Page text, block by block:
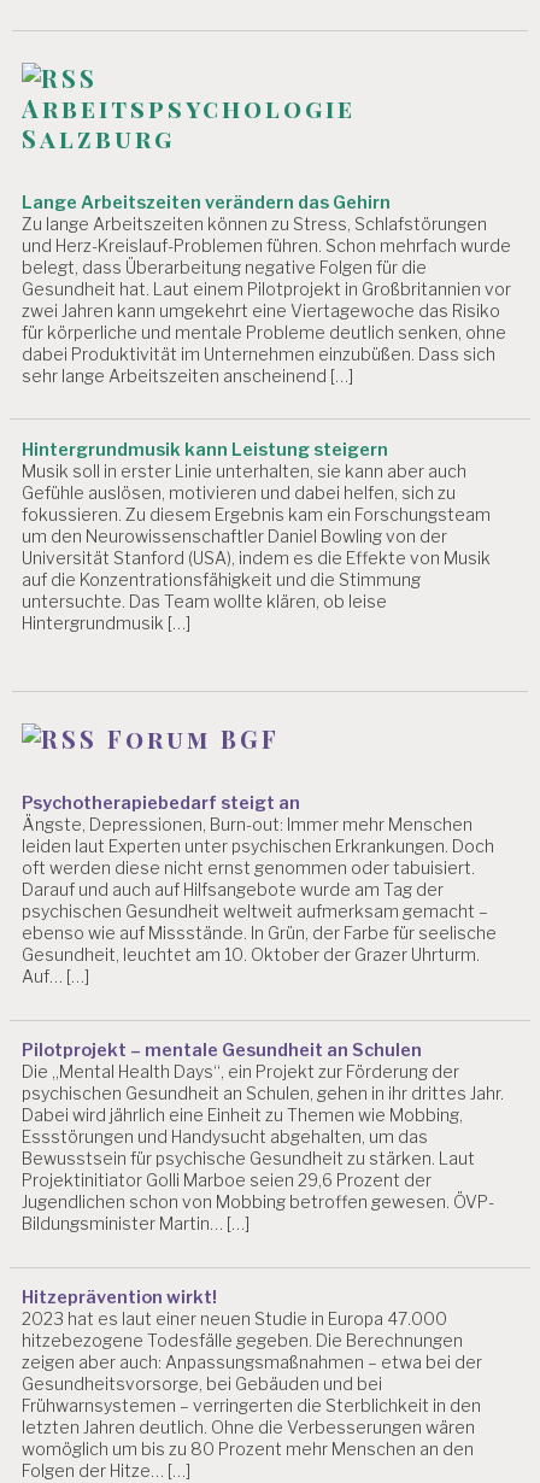
Arbeitspsychologie
Salzburg
Lange Arbeitszeiten verändern das Gehirn
Zu lange Arbeitszeiten können zu Stress, Schlafstörungen
und Herz-Kreislauf-Problemen führen. Schon mehrfach wurde
belegt, dass Überarbeitung negative Folgen für die
Gesundheit hat. Laut einem Pilotprojekt in Großbritannien vor
zwei Jahren kann umgekehrt eine Viertagewoche das Risiko
für körperliche und mentale Probleme deutlich senken, ohne
dabei Produktivität im Unternehmen einzubüßen. Dass sich
sehr lange Arbeitszeiten anscheinend […]
Hintergrundmusik kann Leistung steigern
Musik soll in erster Linie unterhalten, sie kann aber auch
Gefühle auslösen, motivieren und dabei helfen, sich zu
fokussieren. Zu diesem Ergebnis kam ein Forschungsteam
um den Neurowissenschaftler Daniel Bowling von der
Universität Stanford (USA), indem es die Effekte von Musik
auf die Konzentrationsfähigkeit und die Stimmung
untersuchte. Das Team wollte klären, ob leise
Hintergrundmusik […]
Forum BGF
Psychotherapiebedarf steigt an
Ängste, Depressionen, Burn-out: Immer mehr Menschen
leiden laut Experten unter psychischen Erkrankungen. Doch
oft werden diese nicht ernst genommen oder tabuisiert.
Darauf und auch auf Hilfsangebote wurde am Tag der
psychischen Gesundheit weltweit aufmerksam gemacht –
ebenso wie auf Missstände. In Grün, der Farbe für seelische
Gesundheit, leuchtet am 10. Oktober der Grazer Uhrturm.
Auf… […]
Pilotprojekt – mentale Gesundheit an Schulen
Die „Mental Health Days“, ein Projekt zur Förderung der
psychischen Gesundheit an Schulen, gehen in ihr drittes Jahr.
Dabei wird jährlich eine Einheit zu Themen wie Mobbing,
Essstörungen und Handysucht abgehalten, um das
Bewusstsein für psychische Gesundheit zu stärken. Laut
Projektinitiator Golli Marboe seien 29,6 Prozent der
Jugendlichen schon von Mobbing betroffen gewesen. ÖVP-
Bildungsminister Martin… […]
Hitzeprävention wirkt!
2023 hat es laut einer neuen Studie in Europa 47.000
hitzebezogene Todesfälle gegeben. Die Berechnungen
zeigen aber auch: Anpassungsmaßnahmen – etwa bei der
Gesundheitsvorsorge, bei Gebäuden und bei
Frühwarnsystemen – verringerten die Sterblichkeit in den
letzten Jahren deutlich. Ohne die Verbesserungen wären
womöglich um bis zu 80 Prozent mehr Menschen an den
Folgen der Hitze… […]